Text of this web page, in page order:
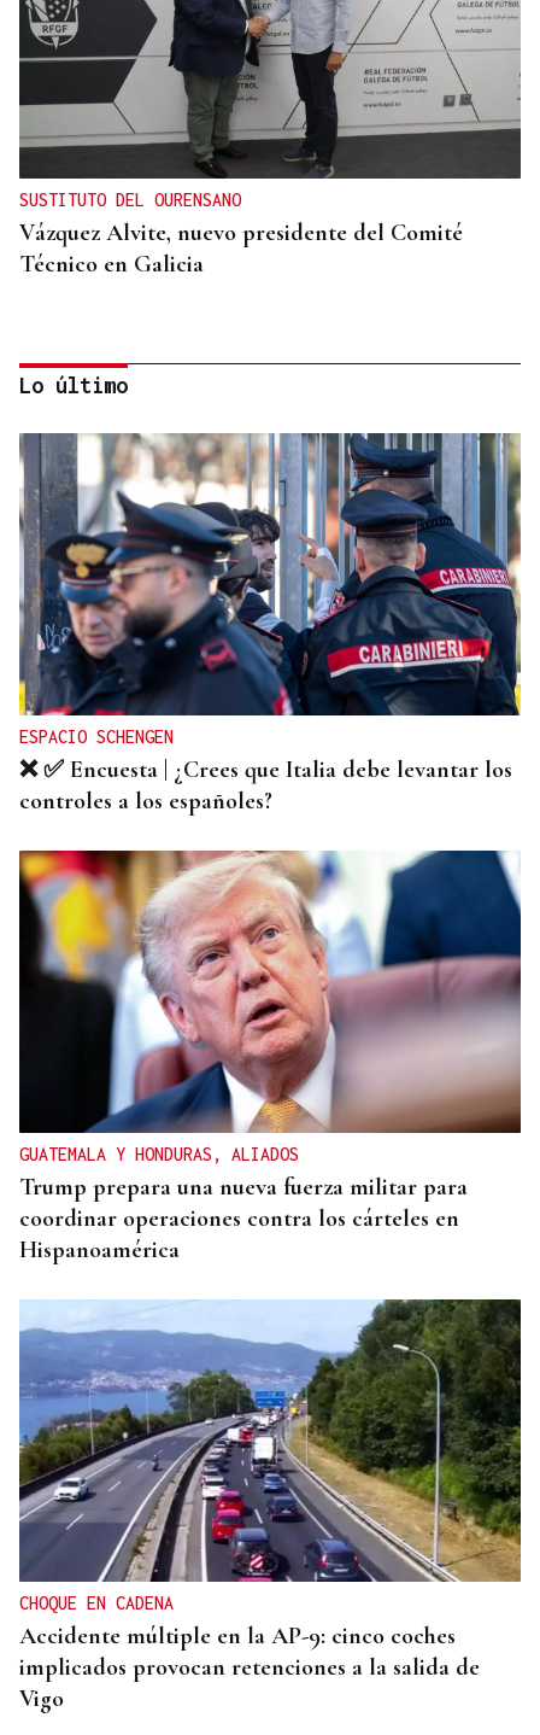
SUSTITUTO DEL OURENSANO
Vázquez Alvite, nuevo presidente del Comité
Técnico en Galicia
DALLAS MAVERICKS
Santi Aldama, jugador de la NBA, visita Ourense
Lo último
ESPACIO SCHENGEN
❌ ✅ Encuesta | ¿Crees que Italia debe levantar los
controles a los españoles?
GUATEMALA Y HONDURAS, ALIADOS
Trump prepara una nueva fuerza militar para
coordinar operaciones contra los cárteles en
Hispanoamérica
CHOQUE EN CADENA
Accidente múltiple en la AP-9: cinco coches
implicados provocan retenciones a la salida de
Vigo